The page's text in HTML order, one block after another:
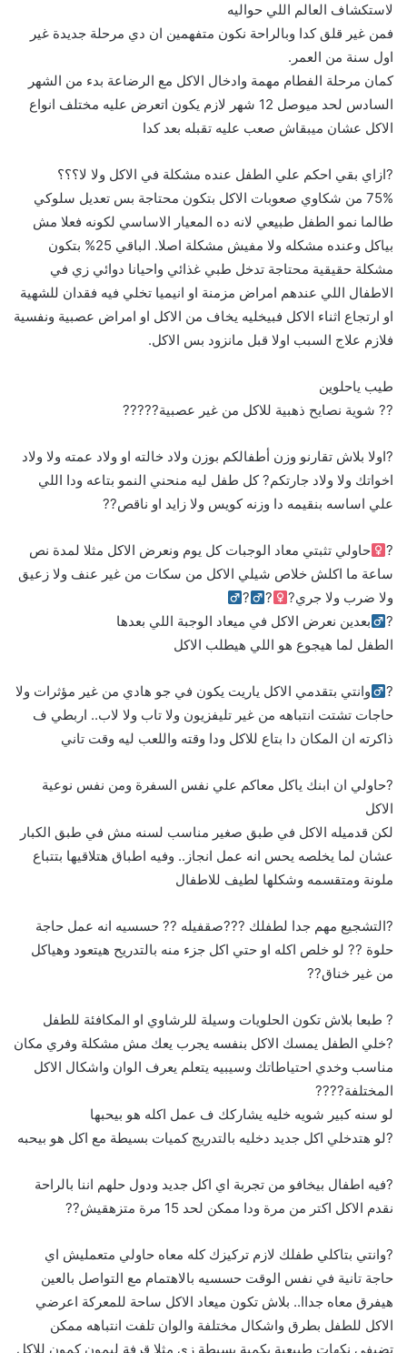
لاستكشاف العالم اللي حواليه
فمن غير قلق كدا وبالراحة نكون متفهمين ان دي مرحلة جديدة غير
اول سنة من العمر.
كمان مرحلة الفطام مهمة وادخال الاكل مع الرضاعة بدء من الشهر
السادس لحد ميوصل 12 شهر لازم يكون اتعرض عليه مختلف انواع
الاكل عشان ميبقاش صعب عليه تقبله بعد كدا
?ازاي بقي احكم علي الطفل عنده مشكلة في الاكل ولا لا؟؟؟
75% من شكاوي صعوبات الاكل بتكون محتاجة بس تعديل سلوكي
طالما نمو الطفل طبيعي لانه ده المعيار الاساسي لكونه فعلا مش
بياكل وعنده مشكله ولا مفيش مشكلة اصلا. الباقي 25% بتكون
مشكلة حقيقية محتاجة تدخل طبي غذائي واحيانا دوائي زي في
الاطفال اللي عندهم امراض مزمنة او انيميا تخلي فيه فقدان للشهية
او ارتجاع اثناء الاكل فبيخليه يخاف من الاكل او امراض عصبية ونفسية
فلازم علاج السبب اولا قبل مانزود بس الاكل.
طيب ياحلوين
?? شوية نصايح ذهبية للاكل من غير عصبية?????
?اولا بلاش تقارنو وزن أطفالكم بوزن ولاد خالته او ولاد عمته ولا ولاد
اخواتك ولا ولاد جارتكم? كل طفل ليه منحني النمو بتاعه ودا اللي
علي اساسه بنقيمه دا وزنه كويس ولا زايد او ناقص??
?‍
حاولي تثبتي معاد الوجبات كل يوم ونعرض الاكل مثلا لمدة نص
ساعة ما اكلش خلاص شيلي الاكل من سكات من غير عنف ولا زعيق
ولا ضرب ولا جري?‍
?‍
?‍
?‍
بعدين نعرض الاكل في ميعاد الوجبة اللي بعدها
الطفل لما هيجوع هو اللي هيطلب الاكل
?‍
وانتي بتقدمي الاكل ياريت يكون في جو هادي من غير مؤثرات ولا
حاجات تشتت انتباهه من غير تليفزيون ولا تاب ولا لاب.. اربطي ف
ذاكرته ان المكان دا بتاع للاكل ودا وقته واللعب ليه وقت تاني
?حاولي ان ابنك ياكل معاكم علي نفس السفرة ومن نفس نوعية
الاكل
لكن قدميله الاكل في طبق صغير مناسب لسنه مش في طبق الكبار
عشان لما يخلصه يحس انه عمل انجاز.. وفيه اطباق هتلاقيها بتتباع
ملونة ومتقسمه وشكلها لطيف للاطفال
?التشجيع مهم جدا لطفلك ???صقفيله ?? حسسيه انه عمل حاجة
حلوة ?? لو خلص اكله او حتي اكل جزء منه بالتدريح هيتعود وهياكل
من غير خناق??
? طبعا بلاش تكون الحلويات وسيلة للرشاوي او المكافئة للطفل
?خلي الطفل يمسك الاكل بنفسه يجرب يعك مش مشكلة وفري مكان
مناسب وخدي احتياطاتك وسيبيه يتعلم يعرف الوان واشكال الاكل
المختلفة????
لو سنه كبير شويه خليه يشاركك ف عمل اكله هو بيحبها
?لو هتدخلي اكل جديد دخليه بالتدريج كميات بسيطة مع اكل هو بيحبه
?فيه اطفال بيخافو من تجربة اي اكل جديد ودول حلهم اننا بالراحة
نقدم الاكل اكتر من مرة ودا ممكن لحد 15 مرة متزهقيش??
?وانتي بتاكلي طفلك لازم تركيزك كله معاه حاولي متعمليش اي
حاجة تانية في نفس الوقت حسسيه بالاهتمام مع التواصل بالعين
هيفرق معاه جداا.. بلاش تكون ميعاد الاكل ساحة للمعركة اعرضي
الاكل للطفل بطرق واشكال مختلفة والوان تلفت انتباهه ممكن
تضيفي نكهات طبيعية بكمية بسيطة زي مثلا قرفة ليمون كمون للاكل